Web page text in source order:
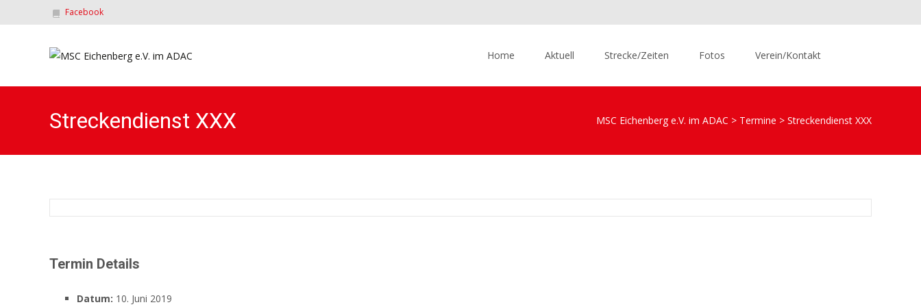
Facebook
Home Aktuell Strecke/Zeiten Fotos Verein/Kontakt
Streckendienst XXX MSC Eichenberg e.V. im ADAC > Termine > Streckendienst XXX
Termin Details
Datum: 10. Juni 2019